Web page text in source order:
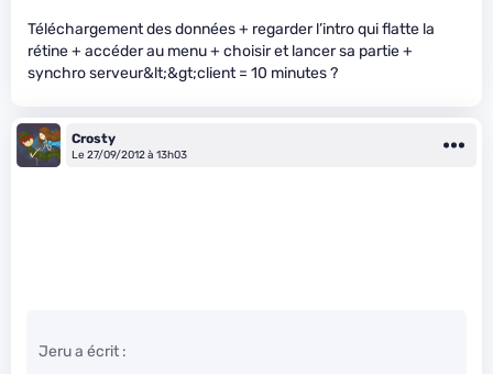
Téléchargement des données + regarder l’intro qui flatte la
rétine + accéder au menu + choisir et lancer sa partie +
synchro serveur&lt;&gt;client = 10 minutes ?
Crosty
Le 27/09/2012 à 13h03
Jeru a écrit :